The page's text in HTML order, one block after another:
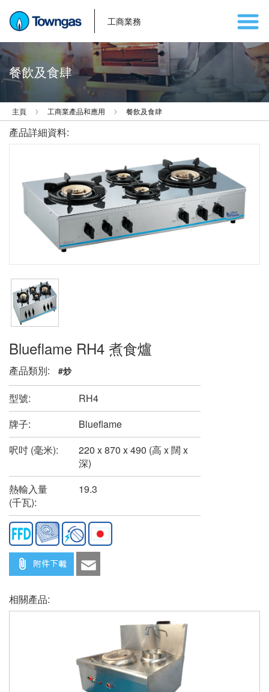
工商業務
餐飲及食肆
主頁 工商業產品和應用 餐飲及食肆
產品詳細資料:
Blueflame RH4 煮食爐
產品類別: #炒
型號:
RH4
牌子:
Blueflame
呎吋 (毫米):
220 x 870 x 490 (高 x 闊 x
深)
熱輸入量
(千瓦):
19.3
相關產品: